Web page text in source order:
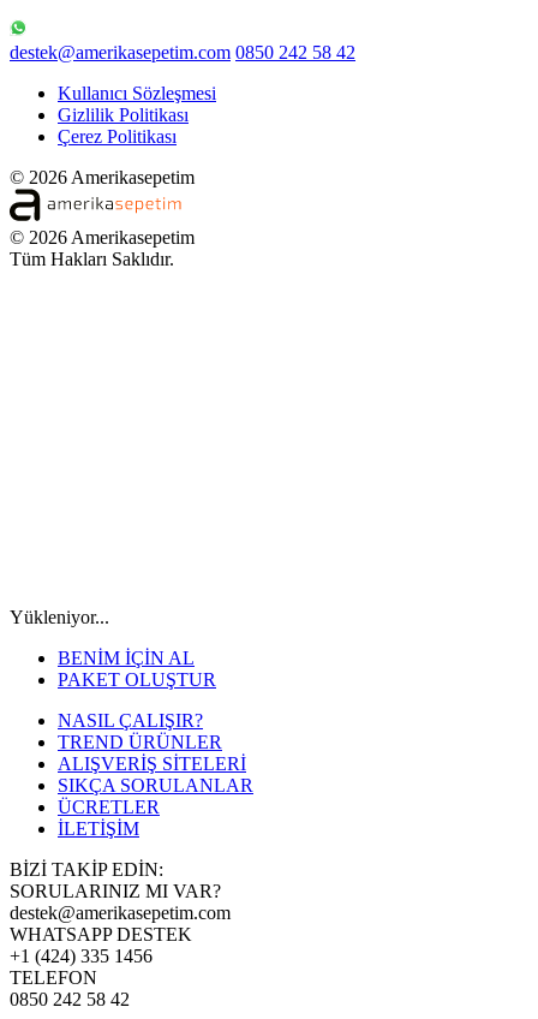
destek@amerikasepetim.com 0850 242 58 42
Kullanıcı Sözleşmesi
Gizlilik Politikası
Çerez Politikası
© 2026 Amerikasepetim
© 2026 Amerikasepetim
Tüm Hakları Saklıdır.
Yükleniyor...
BENİM İÇİN AL
PAKET OLUŞTUR
NASIL ÇALIŞIR?
TREND ÜRÜNLER
ALIŞVERİŞ SİTELERİ
SIKÇA SORULANLAR
ÜCRETLER
İLETİŞİM
BİZİ TAKİP EDİN:
SORULARINIZ MI VAR?
destek@amerikasepetim.com
WHATSAPP DESTEK
+1 (424) 335 1456
TELEFON
0850 242 58 42